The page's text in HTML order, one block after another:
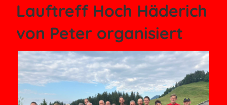
Lauftreff Hoch Häderich
von Peter organisiert